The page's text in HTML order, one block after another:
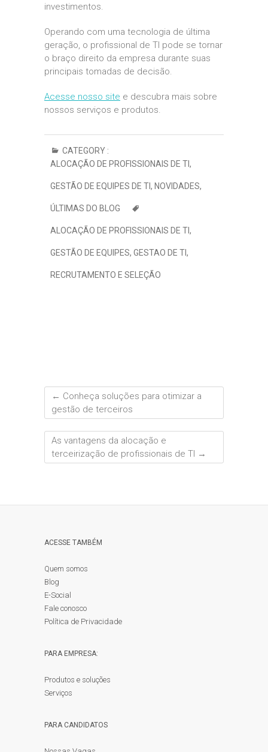
investimentos.
Operando com uma tecnologia de última
geração, o profissional de TI pode se tornar
o braço direito da empresa durante suas
principais tomadas de decisão.
Acesse nosso site e descubra mais sobre
nossos serviços e produtos.
CATEGORY :
ALOCAÇÃO DE PROFISSIONAIS DE TI,
GESTÃO DE EQUIPES DE TI, NOVIDADES,
ÚLTIMAS DO BLOG
ALOCAÇÃO DE PROFISSIONAIS DE TI,
GESTÃO DE EQUIPES, GESTAO DE TI,
RECRUTAMENTO E SELEÇÃO
← Conheça soluções para otimizar a
gestão de terceiros
As vantagens da alocação e
terceirização de profissionais de TI →
ACESSE TAMBÉM
Quem somos
Blog
E-Social
Fale conosco
Política de Privacidade
PARA EMPRESA:
Produtos e soluções
Serviços
PARA CANDIDATOS